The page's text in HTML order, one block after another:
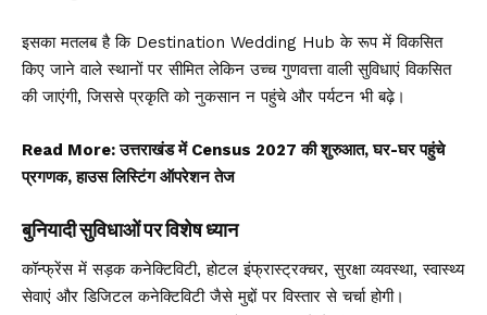
इसका मतलब है कि Destination Wedding Hub के रूप में विकसित
किए जाने वाले स्थानों पर सीमित लेकिन उच्च गुणवत्ता वाली सुविधाएं विकसित
की जाएंगी, जिससे प्रकृति को नुकसान न पहुंचे और पर्यटन भी बढ़े।
Read More:उत्तराखंड में Census 2027 की शुरुआत, घर-घर पहुंचे
प्रगणक, हाउस लिस्टिंग ऑपरेशन तेज
बुनियादी सुविधाओं पर विशेष ध्यान
कॉन्फ्रेंस में सड़क कनेक्टिविटी, होटल इंफ्रास्ट्रक्चर, सुरक्षा व्यवस्था, स्वास्थ्य
सेवाएं और डिजिटल कनेक्टिविटी जैसे मुद्दों पर विस्तार से चर्चा होगी।